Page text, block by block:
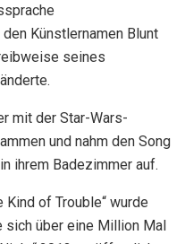
Künstlernamen Blunt
seines
mit der Star-Wars-
und nahm den Song
ihrem Badezimmer auf.
of Trouble“ wurde
über eine Million Mal